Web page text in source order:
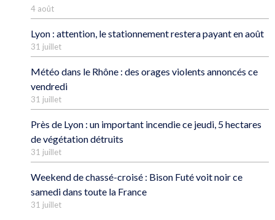
4 août
Lyon : attention, le stationnement restera payant en août
31 juillet
Météo dans le Rhône : des orages violents annoncés ce
vendredi
31 juillet
Près de Lyon : un important incendie ce jeudi, 5 hectares
de végétation détruits
31 juillet
Weekend de chassé-croisé : Bison Futé voit noir ce
samedi dans toute la France
31 juillet